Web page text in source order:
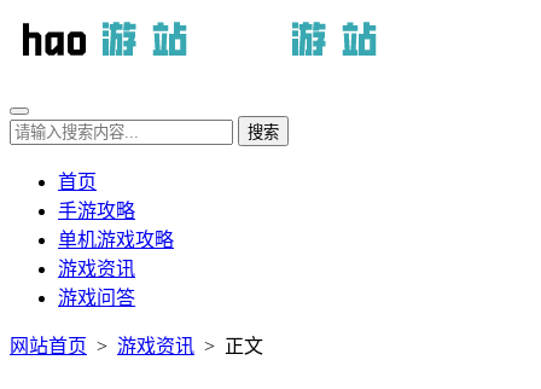
首页
手游攻略
单机游戏攻略
游戏资讯
游戏问答
网站首页 > 游戏资讯 > 正文